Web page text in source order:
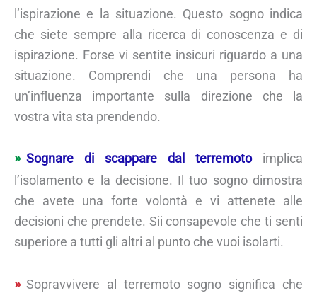
l’ispirazione e la situazione. Questo sogno indica
che siete sempre alla ricerca di conoscenza e di
ispirazione. Forse vi sentite insicuri riguardo a una
situazione. Comprendi che una persona ha
un’influenza importante sulla direzione che la
vostra vita sta prendendo.
Sognare di scappare dal terremotoimplica
l’isolamento e la decisione. Il tuo sogno dimostra
che avete una forte volontà e vi attenete alle
decisioni che prendete. Sii consapevole che ti senti
superiore a tutti gli altri al punto che vuoi isolarti.
Sopravvivere al terremoto sogno significa che